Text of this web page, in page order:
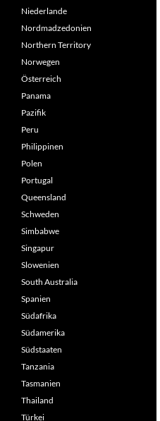
Niederlande
Nordmadzedonien
Northern Territory
Norwegen
Österreich
Panama
Pazifik
Peru
Philippinen
Polen
Portugal
Queensland
Schweden
Simbabwe
Singapur
Slowenien
South Australia
Spanien
Südafrika
Südamerika
Südstaaten
Tanzania
Tasmanien
Thailand
Türkei